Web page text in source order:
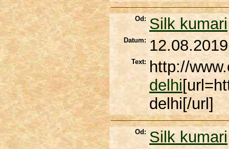
Od: Silk kumari
Datum: 12.08.2019
Text:
http://
delhi
delhi[/url]
Od: Silk kumari